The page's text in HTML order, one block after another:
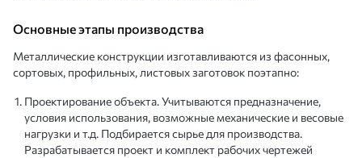
Основные этапы производства
Металлические конструкции изготавливаются из фасонных,
сортовых, профильных, листовых заготовок поэтапно:
Проектирование объекта. Учитываются предназначение,
условия использования, возможные механические и весовые
нагрузки и т.д. Подбирается сырье для производства.
Разрабатывается проект и комплект рабочих чертежей